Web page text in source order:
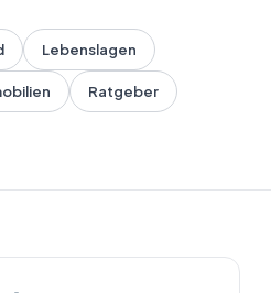
Lebenslagen
Ratgeber